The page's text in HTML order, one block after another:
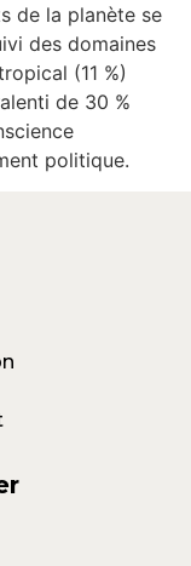
de la planète se
des domaines
(11 %)
de 30 %
politique.